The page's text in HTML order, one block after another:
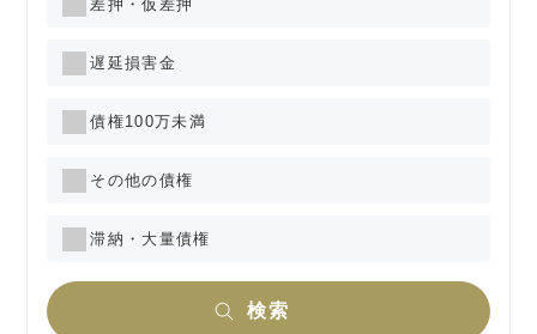
差押・仮差押
遅延損害金
債権100万未満
その他の債権
滞納・大量債権
検索